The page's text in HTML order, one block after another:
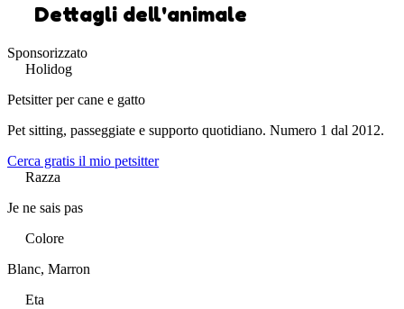
Dettagli dell'animale
Sponsorizzato
Holidog
Petsitter per cane e gatto
Pet sitting, passeggiate e supporto quotidiano. Numero 1 dal 2012.
Cerca gratis il mio petsitter
Razza
Je ne sais pas
Colore
Blanc, Marron
Eta